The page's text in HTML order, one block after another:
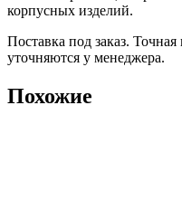
корпусных изделий.
Поставка под заказ.
уточняются у менеджера.
Похожие